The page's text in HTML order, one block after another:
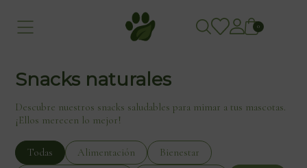
0
Snacks naturales
Descubre nuestros snacks saludables para mimar a tus mascotas.
¡Ellos merecen lo mejor!
Todas Alimentación
Bienestar